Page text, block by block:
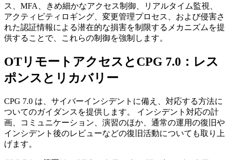
ス、MFA、きめ細かなアクセス制御、リアルタイム監視、
アクティビティロギング、変更管理プロセス、および侵害さ
れた認証情報による潜在的な損害を制限するメカニズムを提
供することで、これらの制御を強制します。
OTリモートアクセスとCPG 7.0：レス
ポンスとリカバリー
CPG 7.0 は、サイバーインシデントに備え、対応する方法に
ついてのガイダンスを提供します。 インシデント対応の計
画、コミュニケーション、演習のほか、通常の運用の復旧や
インシデント後のレビューなどの復旧活動についても取り上
げます。